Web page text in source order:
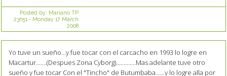
Posted by: Mariano TP
23h51 - Monday 17 March
2008
Yo tuve un sueño...y fue tocar con el carcacho en 1993 lo logre en
Macartur.......(Despues Zona Cyborg).............Mas adelante tuve otro
sueño y fue tocar Con el "Tincho" de Butumbaba......y lo logre alla por